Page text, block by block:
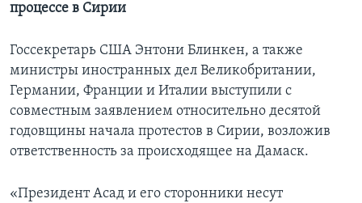
процессе в Сирии
Госсекретарь США Энтони Блинкен, а также
министры иностранных дел Великобритании,
Германии, Франции и Италии выступили с
совместным заявлением относительно десятой
годовщины начала протестов в Сирии, возложив
ответственность за происходящее на Дамаск.
«Президент Асад и его сторонники несут